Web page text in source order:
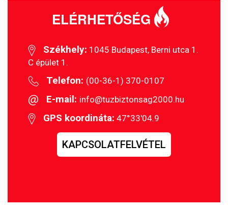
ELÉRHETŐSÉG
Székhely: 1045 Budapest, Berni utca 1.
C épület 1.
Telefon: (00-36-1) 370-0107
E-mail: info@tuzbiztonsag2000.hu
GPS koordináta: 47°33'04.9
KAPCSOLATFELVÉTEL